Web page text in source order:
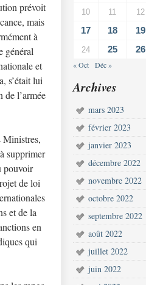
prévoit
mais
à
général
et
s’était lui
de l’armée
Ministres,
supprimer
pouvoir
de loi
et de la
en
qui
10 11 12
17 18 19
24 25 26
« Oct Déc »
Archives
mars 2023
février 2023
janvier 2023
décembre 2022
novembre 2022
octobre 2022
septembre 2022
août 2022
juillet 2022
juin 2022